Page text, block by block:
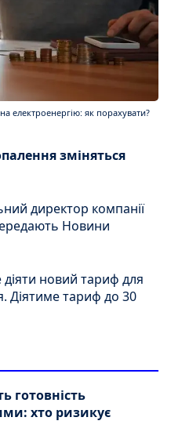
електроенергію: як порахувати?
зміняться
директор компанії
Новини
новий тариф для
Діятиме тариф до 30
готовність
хто ризикує